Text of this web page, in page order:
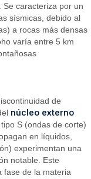
. Se caracteriza por un
sísmicas, debido al
a rocas más densas
varía entre 5 km
de
núcleo externo
S (ondas de corte)
en líquidos,
experimentan una
notable. Este
fase de la materia